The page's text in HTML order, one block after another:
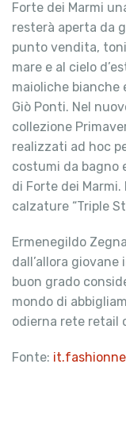
Forte dei Marmi
resterà aperta da
punto vendita,
mare e al cielo
maioliche bianche
Giò Ponti. Nel
collezione
realizzati ad hoc
costumi da bagno
di Forte dei
calzature “Triple
Ermenegildo
dall’allora
buon grado
mondo di
odierna rete retail
Fonte: